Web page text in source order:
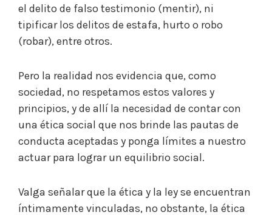
el delito de falso testimonio (mentir), ni
tipificar los delitos de estafa, hurto o robo
(robar), entre otros.
Pero la realidad nos evidencia que, como
sociedad, no respetamos estos valores y
principios, y de allí la necesidad de contar con
una ética social que nos brinde las pautas de
conducta aceptadas y ponga límites a nuestro
actuar para lograr un equilibrio social.
Valga señalar que la ética y la ley se encuentran
íntimamente vinculadas, no obstante, la ética